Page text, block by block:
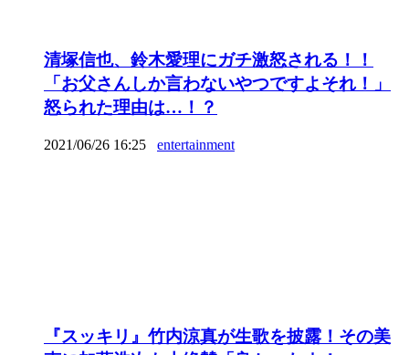
清塚信也、鈴木愛理にガチ激怒される！！
「お父さんしか言わないやつですよそれ！」
怒られた理由は…！？
2021/06/26 16:25 entertainment
『スッキリ』竹内涼真が生歌を披露！その美